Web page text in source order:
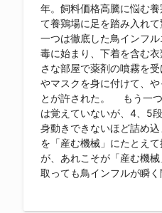
年。飼料価格高騰に悩む
て養鶏場に足を踏み入れて
一つは徹底した鳥インフ
毒に始まり、下着を含む
さな部屋で薬剤の噴霧を
やマスクを身に付けて、
とが許された。 もう一
は覚えていないが、4、5
身動きできないほど詰め
を「産む機械」にたとえ
が、あれこそが「産む機
取っても鳥インフルが瞬